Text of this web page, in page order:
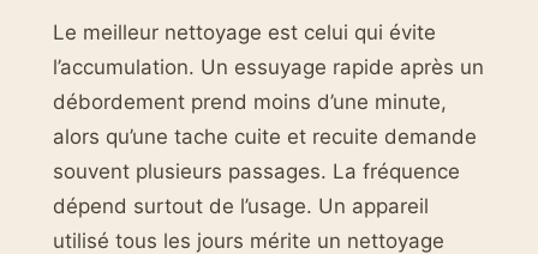
Le meilleur nettoyage est celui qui évite
l’accumulation. Un essuyage rapide après un
débordement prend moins d’une minute,
alors qu’une tache cuite et recuite demande
souvent plusieurs passages. La fréquence
dépend surtout de l’usage. Un appareil
utilisé tous les jours mérite un nettoyage